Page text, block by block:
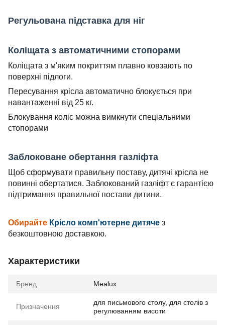
Регульована підставка для ніг
Коліщата з автоматичними стопорами
Коліщата з м'яким покриттям плавно ковзають по
поверхні підлоги.
Пересування крісла автоматично блокується при
навантаженні від 25 кг.
Блокування коліс можна вимкнути спеціальними
стопорами
Заблоковане обертання газліфта
Щоб сформувати правильну поставу, дитячі крісла не
повинні обертатися. Заблокований газліфт є гарантією
підтримання правильної постави дитини.
Обирайте Крісло комп'ютерне дитяче з
безкоштовною доставкою.
Характеристики
Бренд Mealux
Призначення
для письмового столу, для столів з
регулюванням висоти